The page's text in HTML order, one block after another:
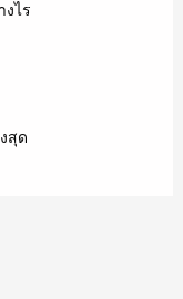
ไร
สุด